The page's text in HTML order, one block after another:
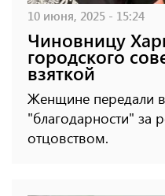
10 июня, 2025 - 15:24
Чиновницу
городского
взяткой
Женщине передали
"благодарности" за
отцовством.